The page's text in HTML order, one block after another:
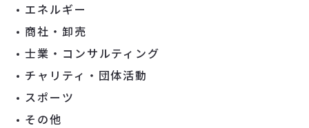
エネルギー
商社・卸売
士業・コンサルティング
チャリティ・団体活動
スポーツ
その他